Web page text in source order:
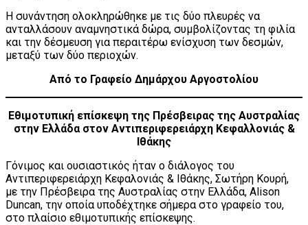
Η συνάντηση ολοκληρώθηκε με τις δύο πλευρές να
ανταλλάσουν αναμνηστικά δώρα, συμβολίζοντας τη φιλία
και την δέσμευση για περαιτέρω ενίσχυση των δεσμών,
μεταξύ των δύο περιοχών.
Από το Γραφείο Δημάρχου Αργοστολίου
Εθιμοτυπική επίσκεψη της Πρέσβειρας της Αυστραλίας
στην Ελλάδα στον Αντιπεριφερειάρχη Κεφαλλονιάς &
Ιθάκης
Γόνιμος και ουσιαστικός ήταν ο διάλογος του
Αντιπεριφερειάρχη Κεφαλονιάς & Ιθάκης, Σωτήρη Κουρή,
με την Πρέσβειρα της Αυστραλίας στην Ελλάδα, Alison
Duncan, την οποία υποδέχτηκε σήμερα στο γραφείο του,
στο πλαίσιο εθιμοτυπικής επίσκεψης.